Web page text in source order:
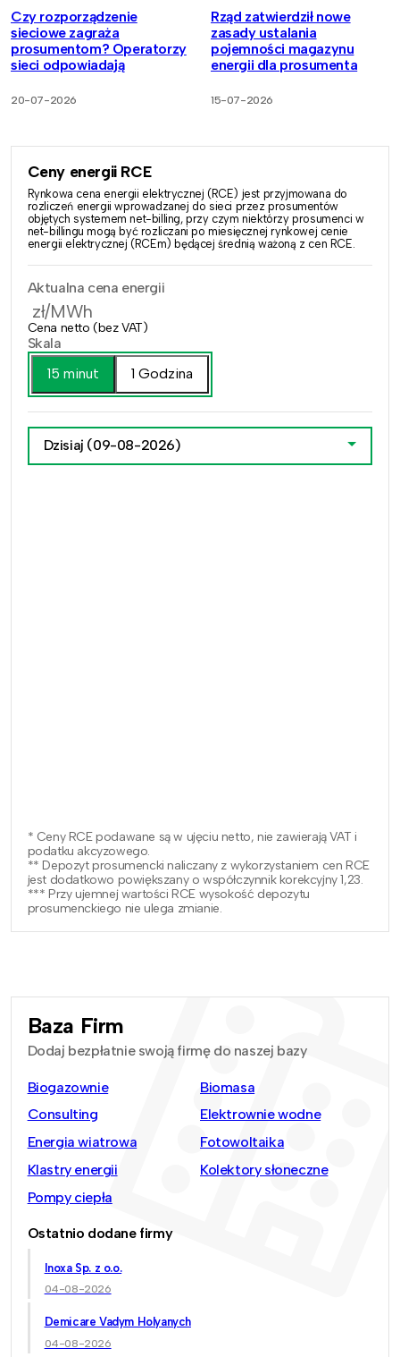
Czy rozporządzenie
sieciowe zagraża
prosumentom? Operatorzy
sieci odpowiadają
20-07-2026
Rząd zatwierdził nowe
zasady ustalania
pojemności magazynu
energii dla prosumenta
15-07-2026
Ceny energii RCE
Rynkowa cena energii elektrycznej (RCE) jest przyjmowana do
rozliczeń energii wprowadzanej do sieci przez prosumentów
objętych systemem net-billing, przy czym niektórzy prosumenci w
net-billingu mogą być rozliczani po miesięcznej rynkowej cenie
energii elektrycznej (RCEm) będącej średnią ważoną z cen RCE.
Aktualna cena energii
zł/MWh
Cena netto (bez VAT)
Skala
15 minut
1 Godzina
Dzisiaj (09-08-2026)
* Ceny RCE podawane są w ujęciu netto, nie zawierają VAT i
podatku akcyzowego.
** Depozyt prosumencki naliczany z wykorzystaniem cen RCE
jest dodatkowo powiększany o współczynnik korekcyjny 1,23.
*** Przy ujemnej wartości RCE wysokość depozytu
prosumenckiego nie ulega zmianie.
Baza Firm
Dodaj bezpłatnie swoją firmę do naszej bazy
Biogazownie
Biomasa
Consulting
Elektrownie wodne
Energia wiatrowa
Fotowoltaika
Klastry energii
Kolektory słoneczne
Pompy ciepła
Ostatnio dodane firmy
Inoxa Sp. z o.o.
04-08-2026
Demicare Vadym Holyanych
04-08-2026